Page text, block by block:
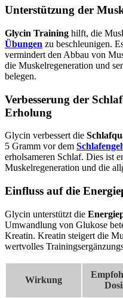
Unterstützung der
Glycin Training hilft, die
Übungen zu beschleunigen.
vermindert den Abbau von
die Muskelregeneration und
belegen.
Verbesserung der
Erholung
Glycin verbessert die
5 Gramm vor dem
erholsameren Schlaf. Dies ist
Muskelregeneration und die
Einfluss auf die
Glycin unterstützt die
Umwandlung von Glukose
Kreatin. Kreatin steigert die
wertvolles
Wirkung